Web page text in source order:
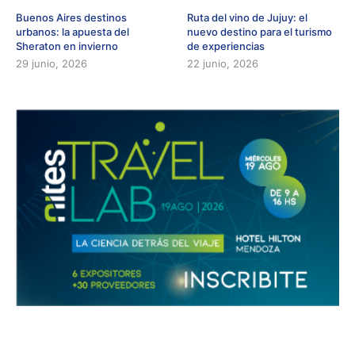
Buenos Aires destinos
urbanos: la apuesta del
Sheraton en invierno
29 junio, 2026
Ruta del vino de Jujuy: el
nuevo destino para el turismo
de experiencias
22 junio, 2026